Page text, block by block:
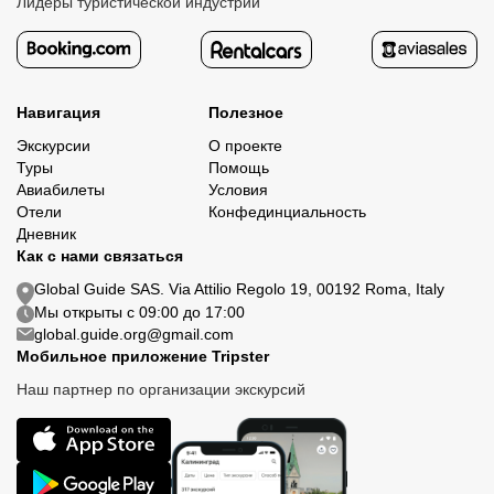
Навигация
Экскурсии
Туры
Авиабилеты
Отели
Дневник
Полезное
О проекте
Помощь
Условия
Конфединциальность
Как с нами связаться
Global Guide SAS. Via Attilio Regolo 19, 00192 Roma, Italy
Мы открыты с 09:00 до 17:00
global.guide.org@gmail.com
Мобильное приложение Tripster
Наш партнер по организации экскурсий